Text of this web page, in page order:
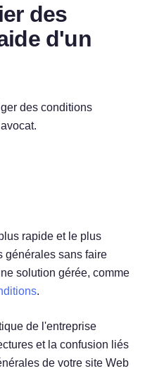
des
d'un
des conditions
rapide et le plus
générales sans faire
solution gérée, comme
.
de l'entreprise
et la confusion liés
de votre site Web